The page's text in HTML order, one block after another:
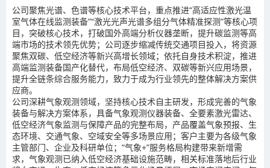
公司聚焦光谱、色谱等核心技术平台，重点推进“高适应性激光温
室气体在线监测装备”“激光光声光谱多组分气体精准探测”等核心项
目，突破核心技术，打破国外高端分析仪器垄断，提升碳监测等高
端市场的技术领先优势；公司逐步缩减传统交通项目投入，将资源
聚焦双碳、低空经济等新兴高增长领域；依托自身技术积淀，推进
高端监测装备国产化替代，布局低空经济、双碳等新兴应用场景，
提升全链条综合服务能力，致力于成为行业领先的整体解决方案供
应商。
公司深耕气象观测领域，坚持核心技术自主研发，形成完善的气象
装备与解决方案体系，具备气象观测仪器装备、全要素激光雷达、
低空经济气象监测与保障产品的完整布局，产品覆盖气象预报、生
态环境、交通气象、空域安全等多场景应用；客户主要为各级气象
主管部门、企业及科研单位；“气象+”服务格局构建带来新增需
求，气象观测已纳入低空经济基础设施范畴，相关标准落地后行业